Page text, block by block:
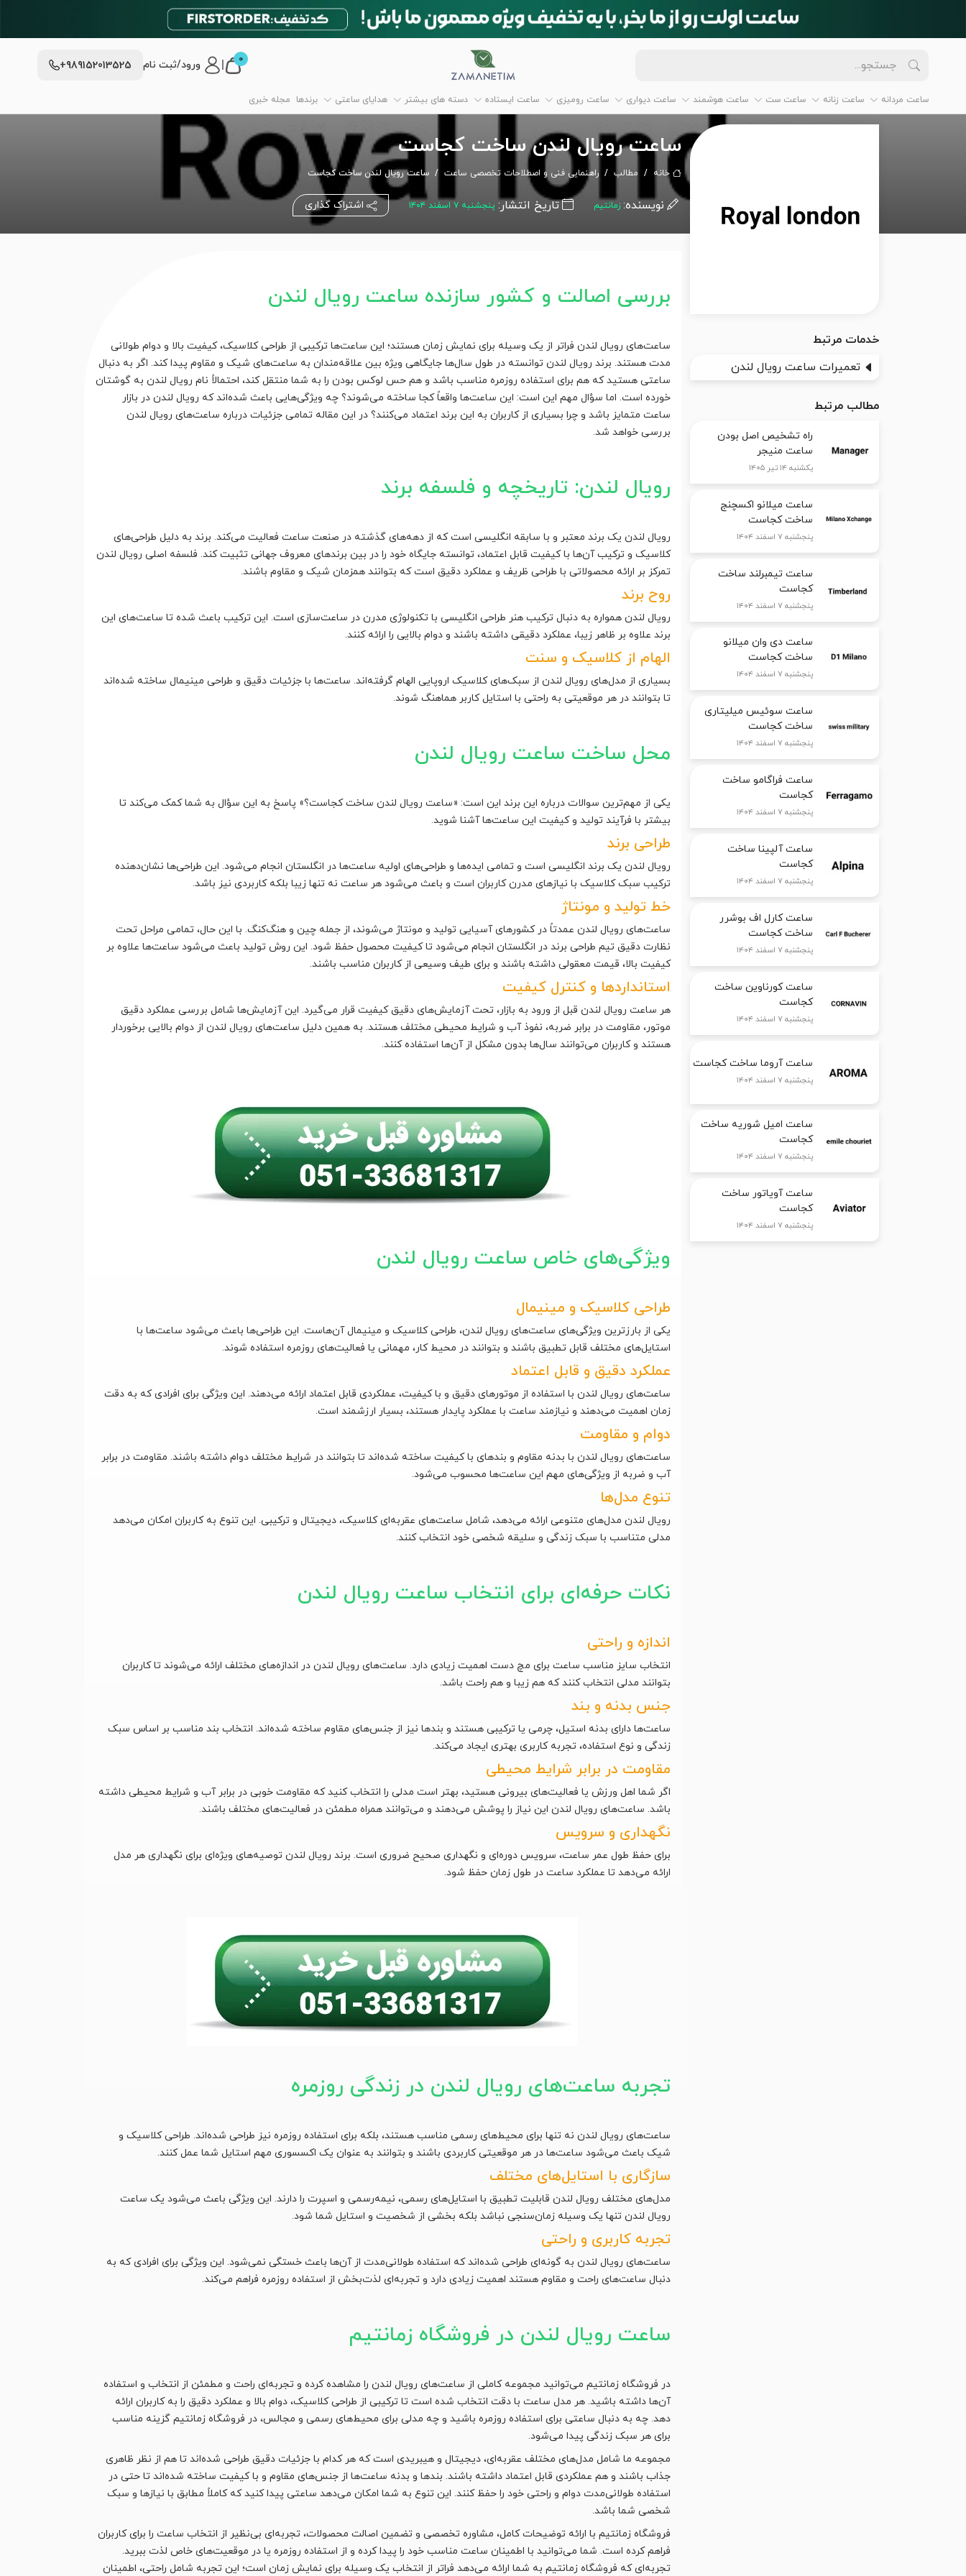
0 ورود/ثبت نام +989152013525
ساعت مردانه ساعت زنانه ساعت ست ساعت هوشمند ساعت دیواری ساعت رومیزی ساعت ایستاده دسته های بیشتر هدایای ساعتی برندها مجله خبری
ساعت رویال لندن ساخت کجاست
خانه مطالب راهنمایی فنی و اصطلاحات تخصصی ساعت ساعت رویال لندن ساخت کجاست
نویسنده: زمانتیم تاریخ انتشار: پنجشنبه ۷ اسفند ۱۴۰۴ اشتراک گذاری
خدمات مرتبط
تعمیرات ساعت رویال لندن
مطالب مرتبط
راه تشخیص اصل بودن
ساعت منیجر
یکشنبه ۱۴ تیر ۱۴۰۵
ساعت میلانو اکسچنج
ساخت کجاست
پنجشنبه ۷ اسفند ۱۴۰۴
ساعت تیمبرلند ساخت
کجاست
پنجشنبه ۷ اسفند ۱۴۰۴
ساعت دی وان میلانو
ساخت کجاست
پنجشنبه ۷ اسفند ۱۴۰۴
ساعت سوئیس میلیتاری
ساخت کجاست
پنجشنبه ۷ اسفند ۱۴۰۴
ساعت فراگامو ساخت
کجاست
پنجشنبه ۷ اسفند ۱۴۰۴
ساعت آلپینا ساخت
کجاست
پنجشنبه ۷ اسفند ۱۴۰۴
ساعت کارل اف بوشرر
ساخت کجاست
پنجشنبه ۷ اسفند ۱۴۰۴
ساعت کورناوین ساخت
کجاست
پنجشنبه ۷ اسفند ۱۴۰۴
ساعت آروما ساخت کجاست
پنجشنبه ۷ اسفند ۱۴۰۴
ساعت امیل شوریه ساخت
کجاست
پنجشنبه ۷ اسفند ۱۴۰۴
ساعت آویاتور ساخت
کجاست
پنجشنبه ۷ اسفند ۱۴۰۴
بررسی اصالت و کشور سازنده ساعت رویال لندن
ساعت‌های رویال لندن فراتر از یک وسیله برای نمایش زمان هستند؛ این ساعت‌ها ترکیبی از طراحی کلاسیک، کیفیت بالا و دوام طولانی
مدت هستند. برند رویال لندن توانسته در طول سال‌ها جایگاهی ویژه بین علاقه‌مندان به ساعت‌های شیک و مقاوم پیدا کند. اگر به دنبال
ساعتی هستید که هم برای استفاده روزمره مناسب باشد و هم حس لوکس بودن را به شما منتقل کند، احتمالاً نام رویال لندن به گوشتان
خورده است. اما سؤال مهم این است: این ساعت‌ها واقعاً کجا ساخته می‌شوند؟ چه ویژگی‌هایی باعث شده‌اند که رویال لندن در بازار
ساعت متمایز باشد و چرا بسیاری از کاربران به این برند اعتماد می‌کنند؟ در این مقاله تمامی جزئیات درباره ساعت‌های رویال لندن
بررسی خواهد شد.
رویال لندن: تاریخچه و فلسفه برند
رویال لندن یک برند معتبر و با سابقه انگلیسی است که از دهه‌های گذشته در صنعت ساعت فعالیت می‌کند. برند به دلیل طراحی‌های
کلاسیک و ترکیب آن‌ها با کیفیت قابل اعتماد، توانسته جایگاه خود را در بین برندهای معروف جهانی تثبیت کند. فلسفه اصلی رویال لندن
تمرکز بر ارائه محصولاتی با طراحی ظریف و عملکرد دقیق است که بتوانند همزمان شیک و مقاوم باشند.
روح برند
رویال لندن همواره به دنبال ترکیب هنر طراحی انگلیسی با تکنولوژی مدرن در ساعت‌سازی است. این ترکیب باعث شده تا ساعت‌های این
برند علاوه بر ظاهر زیبا، عملکرد دقیقی داشته باشند و دوام بالایی را ارائه کنند.
الهام از کلاسیک و سنت
بسیاری از مدل‌های رویال لندن از سبک‌های کلاسیک اروپایی الهام گرفته‌اند. ساعت‌ها با جزئیات دقیق و طراحی مینیمال ساخته شده‌اند
تا بتوانند در هر موقعیتی به راحتی با استایل کاربر هماهنگ شوند.
محل ساخت ساعت رویال لندن
یکی از مهم‌ترین سوالات درباره این برند این است: «ساعت رویال لندن ساخت کجاست؟» پاسخ به این سؤال به شما کمک می‌کند تا
بیشتر با فرآیند تولید و کیفیت این ساعت‌ها آشنا شوید.
طراحی برند
رویال لندن یک برند انگلیسی است و تمامی ایده‌ها و طراحی‌های اولیه ساعت‌ها در انگلستان انجام می‌شود. این طراحی‌ها نشان‌دهنده
ترکیب سبک کلاسیک با نیازهای مدرن کاربران است و باعث می‌شود هر ساعت نه تنها زیبا بلکه کاربردی نیز باشد.
خط تولید و مونتاژ
ساعت‌های رویال لندن عمدتاً در کشورهای آسیایی تولید و مونتاژ می‌شوند، از جمله چین و هنگ‌کنگ. با این حال، تمامی مراحل تحت
نظارت دقیق تیم طراحی برند در انگلستان انجام می‌شود تا کیفیت محصول حفظ شود. این روش تولید باعث می‌شود ساعت‌ها علاوه بر
کیفیت بالا، قیمت معقولی داشته باشند و برای طیف وسیعی از کاربران مناسب باشند.
استانداردها و کنترل کیفیت
هر ساعت رویال لندن قبل از ورود به بازار، تحت آزمایش‌های دقیق کیفیت قرار می‌گیرد. این آزمایش‌ها شامل بررسی عملکرد دقیق
موتور، مقاومت در برابر ضربه، نفوذ آب و شرایط محیطی مختلف هستند. به همین دلیل ساعت‌های رویال لندن از دوام بالایی برخوردار
هستند و کاربران می‌توانند سال‌ها بدون مشکل از آن‌ها استفاده کنند.
ویژگی‌های خاص ساعت رویال لندن
طراحی کلاسیک و مینیمال
یکی از بارزترین ویژگی‌های ساعت‌های رویال لندن، طراحی کلاسیک و مینیمال آن‌هاست. این طراحی‌ها باعث می‌شود ساعت‌ها با
استایل‌های مختلف قابل تطبیق باشند و بتوانند در محیط کار، مهمانی یا فعالیت‌های روزمره استفاده شوند.
عملکرد دقیق و قابل اعتماد
ساعت‌های رویال لندن با استفاده از موتورهای دقیق و با کیفیت، عملکردی قابل اعتماد ارائه می‌دهند. این ویژگی برای افرادی که به دقت
زمان اهمیت می‌دهند و نیازمند ساعت با عملکرد پایدار هستند، بسیار ارزشمند است.
دوام و مقاومت
ساعت‌های رویال لندن با بدنه مقاوم و بندهای با کیفیت ساخته شده‌اند تا بتوانند در شرایط مختلف دوام داشته باشند. مقاومت در برابر
آب و ضربه از ویژگی‌های مهم این ساعت‌ها محسوب می‌شود.
تنوع مدل‌ها
رویال لندن مدل‌های متنوعی ارائه می‌دهد، شامل ساعت‌های عقربه‌ای کلاسیک، دیجیتال و ترکیبی. این تنوع به کاربران امکان می‌دهد
مدلی متناسب با سبک زندگی و سلیقه شخصی خود انتخاب کنند.
نکات حرفه‌ای برای انتخاب ساعت رویال لندن
اندازه و راحتی
انتخاب سایز مناسب ساعت برای مچ دست اهمیت زیادی دارد. ساعت‌های رویال لندن در اندازه‌های مختلف ارائه می‌شوند تا کاربران
بتوانند مدلی انتخاب کنند که هم زیبا و هم راحت باشد.
جنس بدنه و بند
ساعت‌ها دارای بدنه استیل، چرمی یا ترکیبی هستند و بندها نیز از جنس‌های مقاوم ساخته شده‌اند. انتخاب بند مناسب بر اساس سبک
زندگی و نوع استفاده، تجربه کاربری بهتری ایجاد می‌کند.
مقاومت در برابر شرایط محیطی
اگر شما اهل ورزش یا فعالیت‌های بیرونی هستید، بهتر است مدلی را انتخاب کنید که مقاومت خوبی در برابر آب و شرایط محیطی داشته
باشد. ساعت‌های رویال لندن این نیاز را پوشش می‌دهند و می‌توانند همراه مطمئن در فعالیت‌های مختلف باشند.
نگهداری و سرویس
برای حفظ طول عمر ساعت، سرویس دوره‌ای و نگهداری صحیح ضروری است. برند رویال لندن توصیه‌های ویژه‌ای برای نگهداری هر مدل
ارائه می‌دهد تا عملکرد ساعت در طول زمان حفظ شود.
تجربه ساعت‌های رویال لندن در زندگی روزمره
ساعت‌های رویال لندن نه تنها برای محیط‌های رسمی مناسب هستند، بلکه برای استفاده روزمره نیز طراحی شده‌اند. طراحی کلاسیک و
شیک باعث می‌شود ساعت‌ها در هر موقعیتی کاربردی باشند و بتوانند به عنوان یک اکسسوری مهم استایل شما عمل کنند.
سازگاری با استایل‌های مختلف
مدل‌های مختلف رویال لندن قابلیت تطبیق با استایل‌های رسمی، نیمه‌رسمی و اسپرت را دارند. این ویژگی باعث می‌شود یک ساعت
رویال لندن تنها یک وسیله زمان‌سنجی نباشد بلکه بخشی از شخصیت و استایل شما شود.
تجربه کاربری و راحتی
ساعت‌های رویال لندن به گونه‌ای طراحی شده‌اند که استفاده طولانی‌مدت از آن‌ها باعث خستگی نمی‌شود. این ویژگی برای افرادی که به
دنبال ساعت‌های راحت و مقاوم هستند اهمیت زیادی دارد و تجربه‌ای لذت‌بخش از استفاده روزمره فراهم می‌کند.
ساعت رویال لندن در فروشگاه زمانتیم
در فروشگاه زمانتیم می‌توانید مجموعه کاملی از ساعت‌های رویال لندن را مشاهده کرده و تجربه‌ای راحت و مطمئن از انتخاب و استفاده
آن‌ها داشته باشید. هر مدل ساعت با دقت انتخاب شده است تا ترکیبی از طراحی کلاسیک، دوام بالا و عملکرد دقیق را به کاربران ارائه
دهد. چه به دنبال ساعتی برای استفاده روزمره باشید و چه مدلی برای محیط‌های رسمی و مجالس، در فروشگاه زمانتیم گزینه مناسب
برای هر سبک زندگی پیدا می‌شود.
مجموعه ما شامل مدل‌های مختلف عقربه‌ای، دیجیتال و هیبریدی است که هر کدام با جزئیات دقیق طراحی شده‌اند تا هم از نظر ظاهری
جذاب باشند و هم عملکردی قابل اعتماد داشته باشند. بندها و بدنه ساعت‌ها از جنس‌های مقاوم و با کیفیت ساخته شده‌اند تا حتی در
استفاده طولانی‌مدت دوام و راحتی خود را حفظ کنند. این تنوع به شما امکان می‌دهد ساعتی پیدا کنید که کاملاً مطابق با نیازها و سبک
شخصی شما باشد.
فروشگاه زمانتیم با ارائه توضیحات کامل، مشاوره تخصصی و تضمین اصالت محصولات، تجربه‌ای بی‌نظیر از انتخاب ساعت را برای کاربران
فراهم کرده است. شما می‌توانید با اطمینان ساعت مناسب خود را پیدا کرده و از استفاده روزمره یا در موقعیت‌های خاص لذت ببرید.
تجربه‌ای که فروشگاه زمانتیم به شما ارائه می‌دهد فراتر از انتخاب یک وسیله برای نمایش زمان است؛ این تجربه شامل راحتی، اطمینان